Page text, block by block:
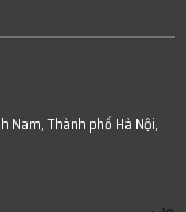
Nam, Thành phố Hà Nội,